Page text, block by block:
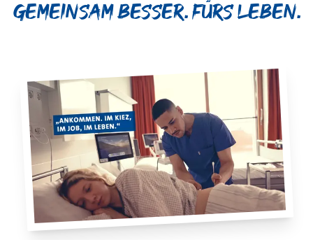
Gemeinsam besser. Fürs Leben.